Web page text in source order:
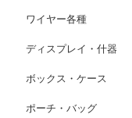
ワイヤー各種
ディスプレイ・什器
ボックス・ケース
ポーチ・バッグ